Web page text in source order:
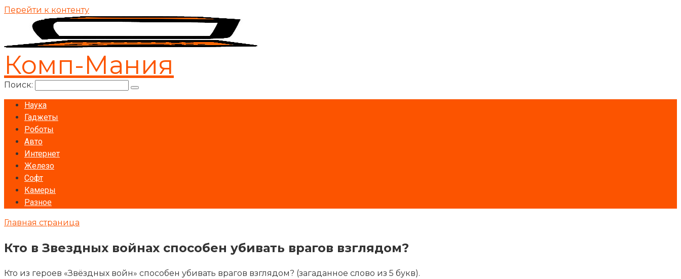
Перейти к контенту
Комп-Мания
Поиск:
Наука
Гаджеты
Роботы
Авто
Интернет
Железо
Софт
Камеры
Разное
Главная страница
Кто в Звездных войнах способен убивать врагов взглядом?
Кто из героев «Звёздных войн» способен убивать врагов взглядом? (загаданное слово из 5 букв).